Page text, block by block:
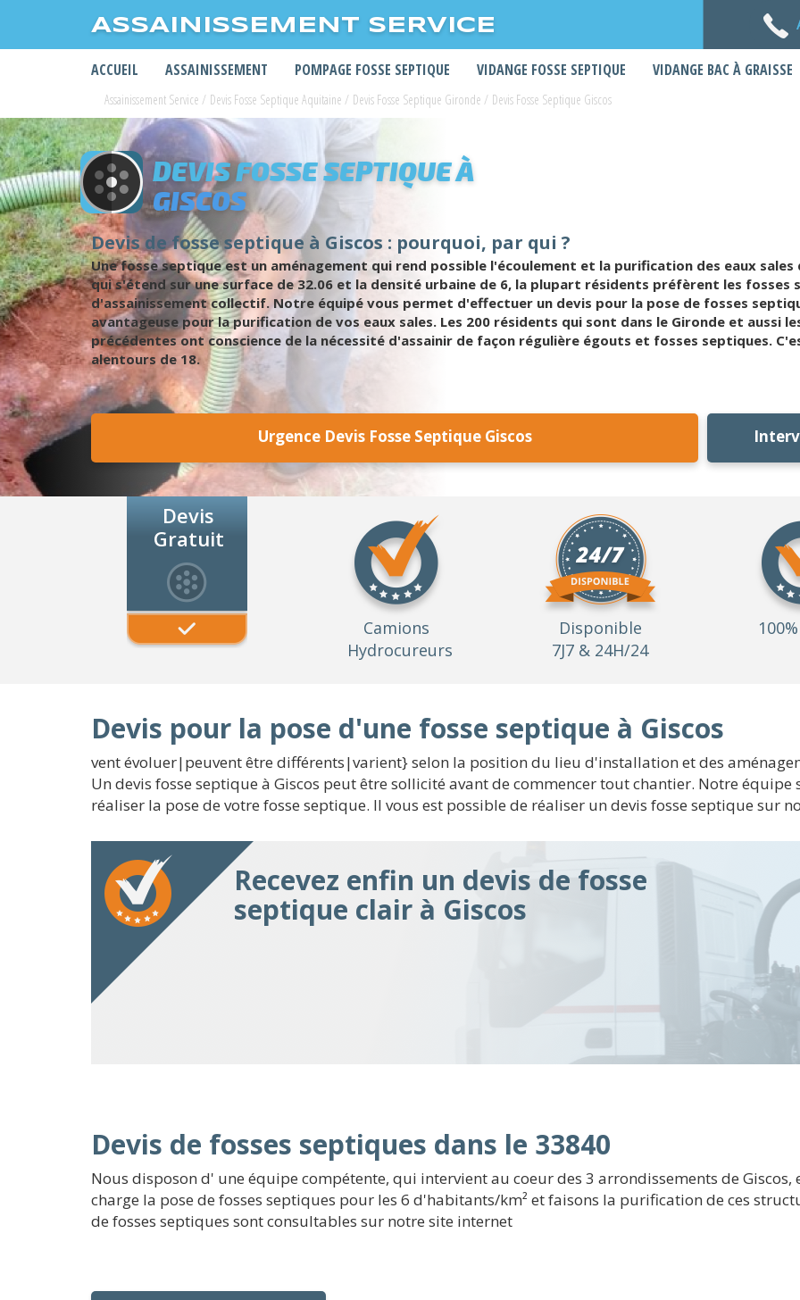
ASSAINISSEMENT SERVICE
ACCUEIL ASSAINISSEMENT POMPAGE FOSSE SEPTIQUE VIDANGE FOSSE SEPTIQUE VIDANGE BAC À GRAISSE
Assainissement Service / Devis Fosse Septique Aquitaine / Devis Fosse Septique Gironde / Devis Fosse Septique Giscos
DEVIS FOSSE SEPTIQUE À
GISCOS
Devis de fosse septique à Giscos : pourquoi, par qui ?
Une fosse septique est un aménagement qui rend possible l'écoulement et la purification des eaux
qui s'étend sur une surface de 32.06 et la densité urbaine de 6, la plupart résidents préfèrent les
d'assainissement collectif. Notre équipé vous permet d'effectuer un devis pour la pose de fosses
avantageuse pour la purification de vos eaux sales. Les 200 résidents qui sont dans le Gironde et aussi
précédentes ont conscience de la nécessité d'assainir de façon régulière égouts et fosses septiques.
alentours de 18.
Urgence Devis Fosse Septique Giscos
Devis
Gratuit
Camions
Hydrocureurs
Disponible
7J7 & 24H/24
Devis pour la pose d'une fosse septique à Giscos
vent évoluer|peuvent être différents|varient} selon la position du lieu d'installation et des
Un devis fosse septique à Giscos peut être sollicité avant de commencer tout chantier. Notre
réaliser la pose de votre fosse septique. Il vous est possible de réaliser un devis fosse septique sur
Recevez enfin un devis de fosse
septique clair à Giscos
Devis de fosses septiques dans le 33840
Nous disposon d' une équipe compétente, qui intervient au coeur des 3 arrondissements de
charge la pose de fosses septiques pour les 6 d'habitants/km² et faisons la purification de ces
de fosses septiques sont consultables sur notre site internet